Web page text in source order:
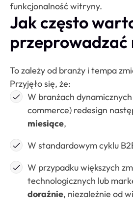
funkcjonalność witryny.
Jak często
przeprowadzać
To zależy od branży i tempa
Przyjęło się, że:
W branżach
commerce) redesign
miesiące,
W standardowym cyklu
W przypadku większych
technologicznych lub
doraźnie, niezależnie od